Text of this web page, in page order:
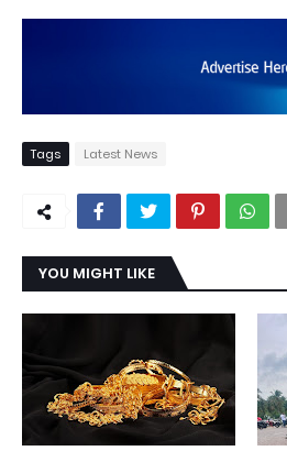
Tags Latest News
YOU MIGHT LIKE